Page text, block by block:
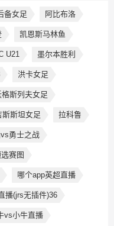
备女足 阿比布洛
凯恩斯马林鱼
U21 墨尔本胜利
洪卡女足
格斯列夫女足
斯斯坦女足 拉科鲁
勇士之战
赛图
哪个app英超直播
播(jrs无插件)36
vs小牛直播